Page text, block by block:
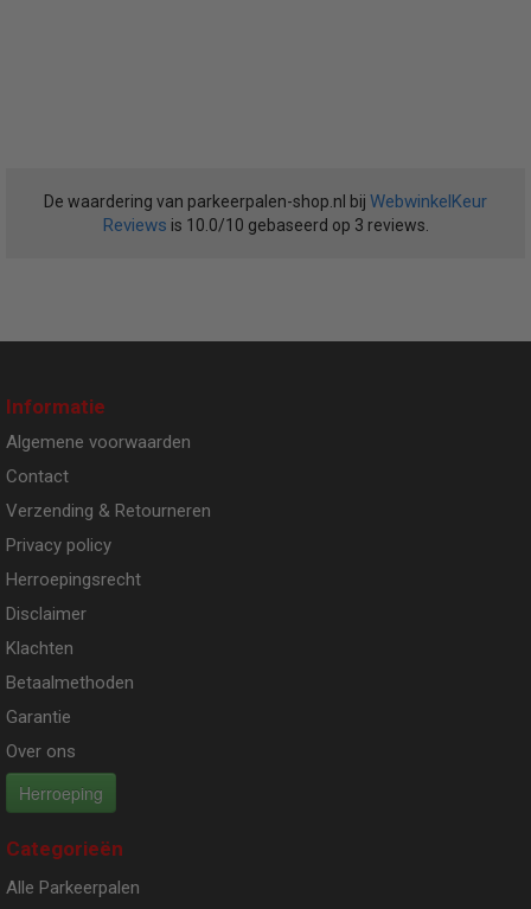
De waardering van parkeerpalen-shop.nl bij WebwinkelKeur
Reviews is 10.0/10 gebaseerd op 3 reviews.
Informatie
Algemene voorwaarden
Contact
Verzending & Retourneren
Privacy policy
Herroepingsrecht
Disclaimer
Klachten
Betaalmethoden
Garantie
Over ons
Herroeping
Categorieën
Alle Parkeerpalen